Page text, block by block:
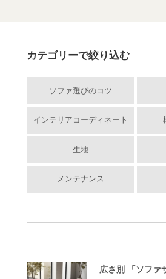
カテゴリーで絞り込む
ソファ選びのコツ
インテリアコーディネート
生地
メンテナンス
広さ別 「ソファ